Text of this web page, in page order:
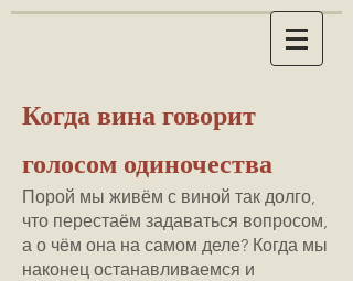
Когда вина говорит
голосом одиночества
Порой мы живём с виной так долго,
что перестаём задаваться вопросом,
а о чём она на самом деле? Когда мы
наконец останавливаемся и